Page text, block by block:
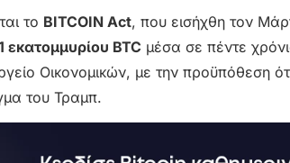
το BITCOIN Act, που εισήχθη τον
εκατομμυρίου BTC μέσα σε πέντε
Οικονομικών, με την προϋπόθεση
του Τραμπ.